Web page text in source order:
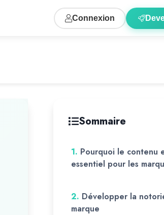
Connexion
Sommaire
1. Pourquoi le contenu
essentiel pour les
2. Développer la
marque